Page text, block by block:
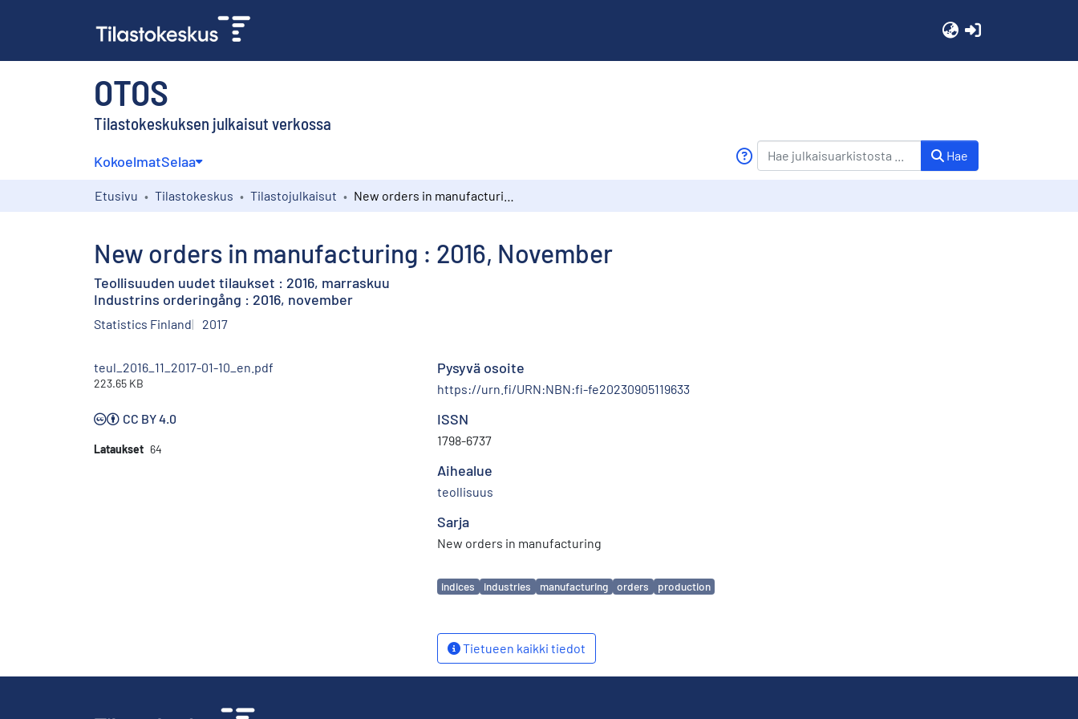
OTOS
Tilastokeskuksen julkaisut verkossa
KokoelmatSelaa Hae
Etusivu Tilastokeskus Tilastojulkaisut
New orders in manufacturing : 2016, November
Teollisuuden uudet tilaukset : 2016, marraskuu
Industrins orderingång : 2016, november
Statistics Finland 2017
teul_2016_11_2017-01-10_en.pdf
223.65 KB
CC BY 4.0
Lataukset 64
Pysyvä osoite
https://urn.fi/URN:NBN:fi-fe20230905119633
ISSN
1798-6737
Aihealue
teollisuus
Sarja
New orders in manufacturing
Avainsanat
indices industries manufacturing orders production
Tietueen kaikki tiedot